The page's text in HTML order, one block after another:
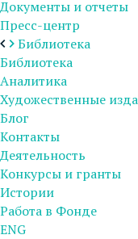
Документы и отчеты
Пресс-центр
Библиотека
Библиотека
Аналитика
Художественные
Блог
Контакты
Деятельность
Конкурсы и гранты
Истории
Работа в Фонде
ENG